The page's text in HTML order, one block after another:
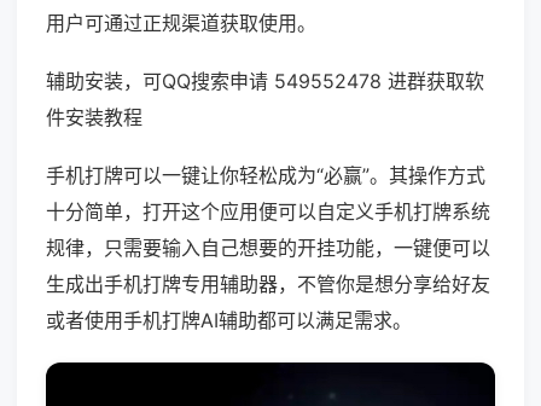
用户可通过正规渠道获取使用。
辅助安装，可QQ搜索申请 549552478 进群获取软
件安装教程
手机打牌可以一键让你轻松成为“必赢”。其操作方式
十分简单，打开这个应用便可以自定义手机打牌系统
规律，只需要输入自己想要的开挂功能，一键便可以
生成出手机打牌专用辅助器，不管你是想分享给好友
或者使用手机打牌AI辅助都可以满足需求。